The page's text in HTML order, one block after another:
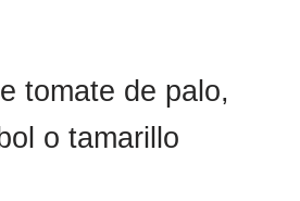
tomate de palo,
o tamarillo